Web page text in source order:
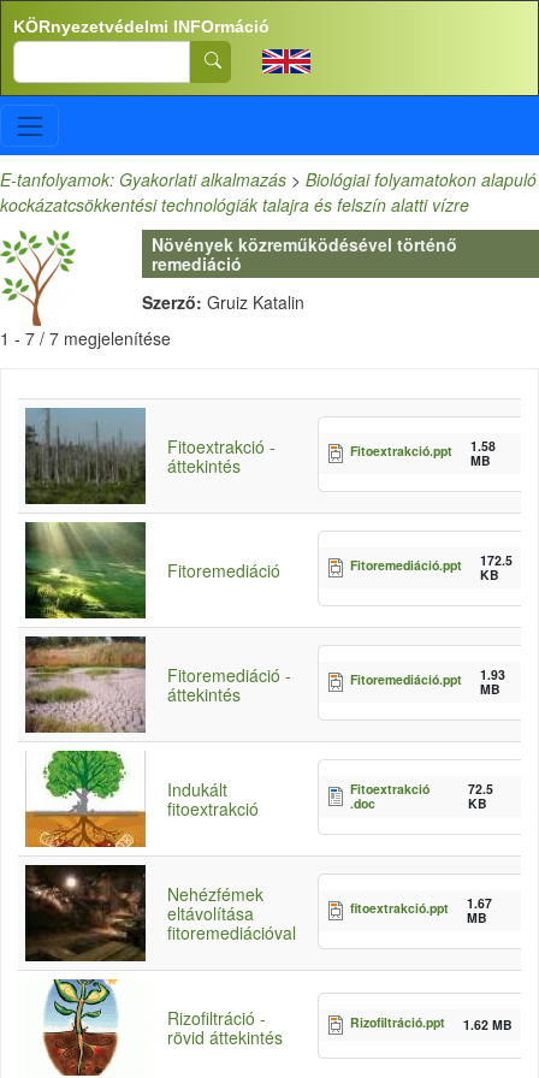
Ugrás a tartalomra
KÖRnyezetvédelmi INFOrmáció
Search
E-tanfolyamok: Gyakorlati alkalmazás > Biológiai folyamatokon alapuló
kockázatcsökkentési technológiák talajra és felszín alatti vízre
Növények közreműködésével történő
remediáció
Szerző: Gruiz Katalin
1 - 7 / 7 megjelenítése
Fitoextrakció -
áttekintés
Fitoextrakció.ppt
1.58
MB
Fitoremediáció Fitoremediáció.ppt
172.5
KB
Fitoremediáció -
áttekintés
Fitoremediáció.ppt
1.93
MB
Indukált
fitoextrakció
Fitoextrakció
.doc
72.5
KB
Nehézfémek
eltávolítása
fitoremediációval
fitoextrakció.ppt
1.67
MB
Rizofiltráció -
rövid áttekintés
Rizofiltráció.ppt 1.62 MB